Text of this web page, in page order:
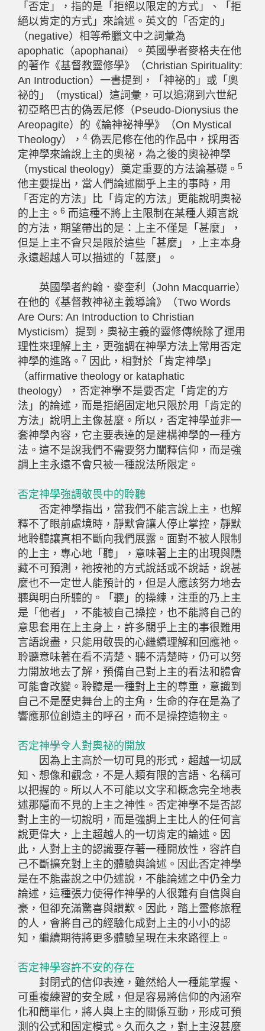
「否定」，指的是「拒絕以限定的方式」、「拒
絕以肯定的方式」來論述。英文的「否定的」
（negative）相等希臘文中之詞彙為
apophatic（apophanai）。英國學者麥格夫在他
的著作《基督教靈修學》（Christian Spirituality:
An Introduction）一書提到，「神祕的」或「奧
祕的」（mystical）這詞彙，可以追溯到六世紀
初亞略巴古的偽丟尼修（Pseudo-Dionysius the
Areopagite）的《論神祕神學》（On Mystical
Theology）， 4 偽丟尼修在他的作品中，採用否
定神學來論說上主的奧祕，為之後的奧祕神學
（mystical theology）奠定重要的方法論基礎。 5
他主要提出，當人們論述關乎上主的事時，用
「否定的方法」比「肯定的方法」更能說明奧祕
的上主。 6 而這種不將上主限制在某種人類言說
的方法，期望帶出的是：上主不僅是「甚麼」，
但是上主不會只是限於這些「甚麼」，上主本身
永遠超越人可以描述的「甚麼」。
英國學者約翰．麥奎利（John Macquarrie）
在他的《基督教神祕主義導論》（Two Words
Are Ours: An Introduction to Christian
Mysticism）提到，奧祕主義的靈修傳統除了運用
理性來理解上主，更強調在神學方法上常用否定
神學的進路。 7 因此，相對於「肯定神學」
（affirmative theology or kataphatic
theology），否定神學不是要否定「肯定的方
法」的論述，而是拒絕固定地只限於用「肯定的
方法」說明上主像甚麼。所以，否定神學並非一
套神學內容，它主要表達的是建構神學的一種方
法。這不是說我們不需要努力闡釋信仰，而是強
調上主永遠不會只被一種說法所限定。
否定神學強調敬畏中的聆聽
否定神學指出，當我們不能言說上主，也解
釋不了眼前處境時，靜默會讓人停止掌控，靜默
地聆聽讓真相不斷向我們展露。面對不被人限制
的上主，專心地「聽」，意味著上主的出現與隱
藏不可預測，祂按祂的方式說話或不說話，說甚
麼也不一定世人能預計的，但是人應該努力地去
聽與明白所聽的。「聽」的操練，注重的乃上主
是「他者」，不能被自己操控，也不能將自己的
意思套用在上主身上，許多關乎上主的事很難用
言語說盡，只能用敬畏的心繼續理解和回應祂。
聆聽意味著在看不清楚、聽不清楚時，仍可以努
力開放地去了解，預備自己對上主的看法和體會
可能會改變。聆聽是一種對上主的尊重，意識到
自己不是歷史舞台上的主角，生命的存在是為了
響應那位創造主的呼召，而不是操控造物主。
否定神學令人對奧祕的開放
因為上主高於一切可見的形式，超越一切感
知、想像和觀念，不是人類有限的言語、名稱可
以把握的。所以人不可能以文字和概念完全地表
述那隱而不見的上主之神性。否定神學不是否認
對上主的一切說明，而是強調上主比人的任何言
說更偉大，上主超越人的一切肯定的論述。因
此，人對上主的認識要存著一種開放性，容許自
己不斷擴充對上主的體驗與論述。因此否定神學
是在不能盡說之中仍述說，不能論述之中仍全力
論述，這種張力使得作神學的人很難有自信與自
豪，但卻充滿驚喜與讚歎。因此，踏上靈修旅程
的人，會將自己的經驗化成對上主的小小的認
知，繼續期待將更多體驗呈現在未來路徑上。
否定神學容許不安的存在
封閉式的信仰表達，雖然給人一種能掌握、
可重複練習的安全感，但是容易將信仰的內涵窄
化和簡單化，將人與上主的關係互動，形成可預
測的公式和固定模式。久而久之，對上主沒甚麼